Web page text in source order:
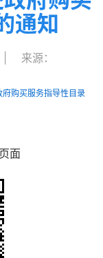
通知
来源：
购买服务指导性目录
面